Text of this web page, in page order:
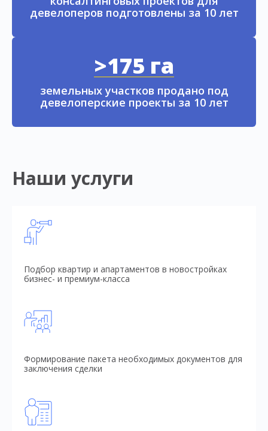
девелоперов подготовлены за 10 лет
>175 га
земельных участков продано под
девелоперские проекты за 10 лет
Наши услуги
Подбор квартир и апартаментов в новостройках
бизнес- и премиум-класса
Формирование пакета необходимых документов для
заключения сделки